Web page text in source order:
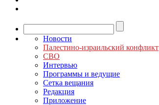
Новости
Палестино-израильский конфликт
СВО
Интервью
Программы и ведущие
Сетка вещания
Редакция
Приложение